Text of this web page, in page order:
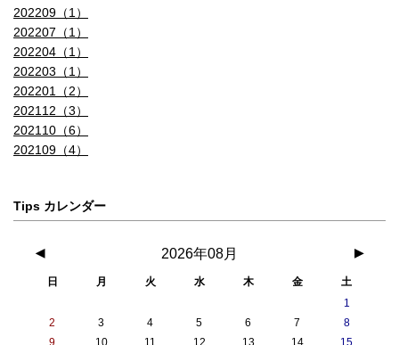
202209（1）
202207（1）
202204（1）
202203（1）
202201（2）
202112（3）
202110（6）
202109（4）
Tips カレンダー
2026年08月
◀ ▶
日 月 火 水 木 金
土
1
2
3 4 5 6 7
8
9
10 11 12 13 14
15